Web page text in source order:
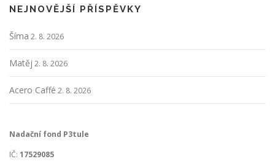
NEJNOVĚJŠÍ PŘÍSPĚVKY
Šíma 2. 8. 2026
Matěj 2. 8. 2026
Acero Caffé 2. 8. 2026
Nadační fond P3tule
IČ: 17529085